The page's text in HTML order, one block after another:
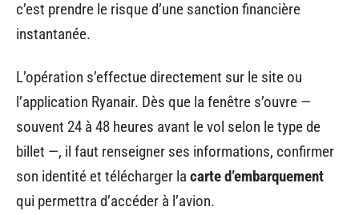
c’est prendre le risque d’une sanction financière
instantanée.
L’opération s’effectue directement sur le site ou
l’application Ryanair. Dès que la fenêtre s’ouvre —
souvent 24 à 48 heures avant le vol selon le type de
billet —, il faut renseigner ses informations, confirmer
son identité et télécharger la carte d’embarquement
qui permettra d’accéder à l’avion.